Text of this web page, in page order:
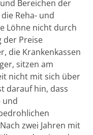
Bereichen der
Reha- und
Löhne nicht durch
der Preise
die Krankenkassen
sitzen am
nicht mit sich über
darauf hin, dass
und
zwei Jahren mit